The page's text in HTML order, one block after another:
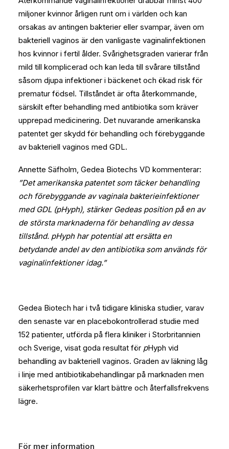
miljoner kvinnor årligen runt om i världen och kan
orsakas av antingen bakterier eller svampar, även om
bakteriell vaginos är den vanligaste vaginalinfektionen
hos kvinnor i fertil ålder. Svårighetsgraden varierar från
mild till komplicerad och kan leda till svårare tillstånd
såsom djupa infektioner i bäckenet och ökad risk för
prematur födsel. Tillståndet är ofta återkommande,
särskilt efter behandling med antibiotika som kräver
upprepad medicinering. Det nuvarande amerikanska
patentet ger skydd för behandling och förebyggande
av bakteriell vaginos med GDL.
Annette Säfholm, Gedea Biotechs VD kommenterar:
”Det amerikanska patentet som täcker behandling
och förebyggande av vaginala bakterieinfektioner
med GDL (pHyph), stärker Gedeas position på en av
de största marknaderna för behandling av dessa
tillstånd. pHyph har potential att ersätta en
betydande andel av den antibiotika som används för
vaginalinfektioner idag.”
Gedea Biotech har i två tidigare kliniska studier, varav
den senaste var en placebokontrollerad studie med
152 patienter, utförda på flera kliniker i Storbritannien
och Sverige, visat goda resultat för pHyph vid
behandling av bakteriell vaginos. Graden av läkning låg
i linje med antibiotikabehandlingar på marknaden men
säkerhetsprofilen var klart bättre och återfallsfrekvens
lägre.
För mer information